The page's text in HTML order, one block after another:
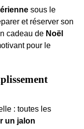
sous le
et réserver son
cadeau de Noël
pour le
: toutes les
un jalon